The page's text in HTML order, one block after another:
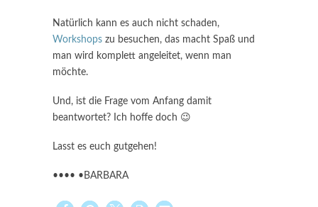
Natürlich kann es auch nicht schaden,
Workshops zu besuchen, das macht Spaß und
man wird komplett angeleitet, wenn man
möchte.
Und, ist die Frage vom Anfang damit
beantwortet? Ich hoffe doch 😉
Lasst es euch gutgehen!
•••• •BARBARA